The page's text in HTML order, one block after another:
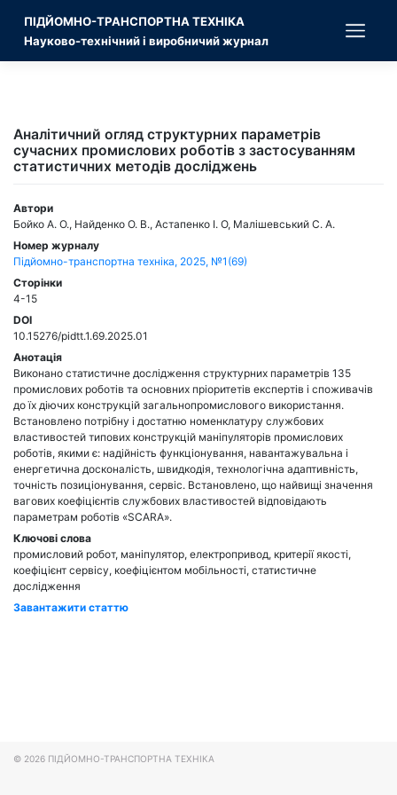
content
ПІДЙОМНО-ТРАНСПОРТНА ТЕХНІКА
Науково-технічний і виробничий журнал
Аналітичний огляд структурних параметрів
сучасних промислових роботів з застосуванням
статистичних методів досліджень
Автори
Бойко А. О., Найденко О. В., Астапенко І. О, Малішевський С. А.
Номер журналу
Підйомно-транспортна техніка, 2025, №1(69)
Сторінки
4-15
DOI
10.15276/pidtt.1.69.2025.01
Анотація
Виконано статистичне дослідження структурних параметрів 135
промислових роботів та основних пріоритетів експертів і споживачів
до їх діючих конструкцій загальнопромислового використання.
Встановлено потрібну і достатню номенклатуру службових
властивостей типових конструкцій маніпуляторів промислових
роботів, якими є: надійність функціонування, навантажувальна і
енергетична досконалість, швидкодія, технологічна адаптивність,
точність позиціонування, сервіс. Встановлено, що найвищі значення
вагових коефіцієнтів службових властивостей відповідають
параметрам роботів «SCARA».
Ключові слова
промисловий робот, маніпулятор, електропривод, критерії якості,
коефіцієнт сервісу, коефіцієнтом мобільності, статистичне
дослідження
Завантажити статтю
© 2026 ПІДЙОМНО-ТРАНСПОРТНА ТЕХНІКА